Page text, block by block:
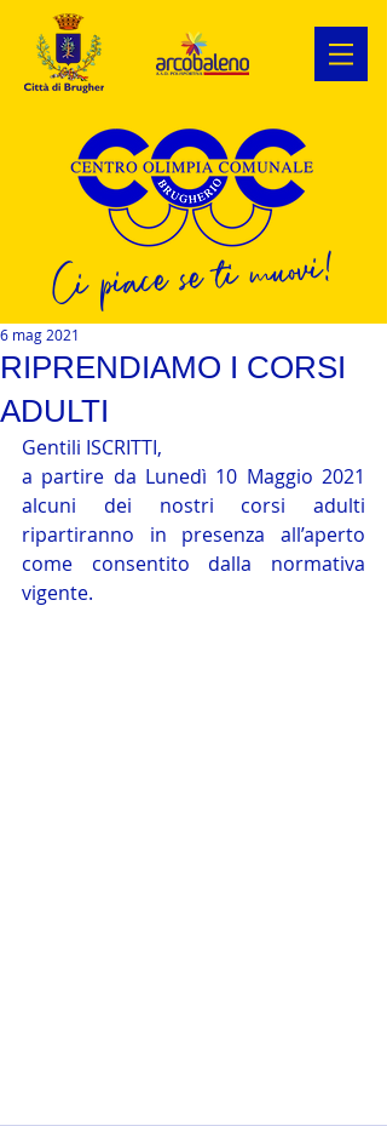
Ci piace se ti muovi!
RIPRENDIAMO I CORSI
ADULTI
6 mag 2021
Gentili ISCRITTI,
a partire da Lunedì 10 Maggio 2021
alcuni dei nostri corsi adulti
ripartiranno in presenza all’aperto
come consentito dalla normativa
vigente.